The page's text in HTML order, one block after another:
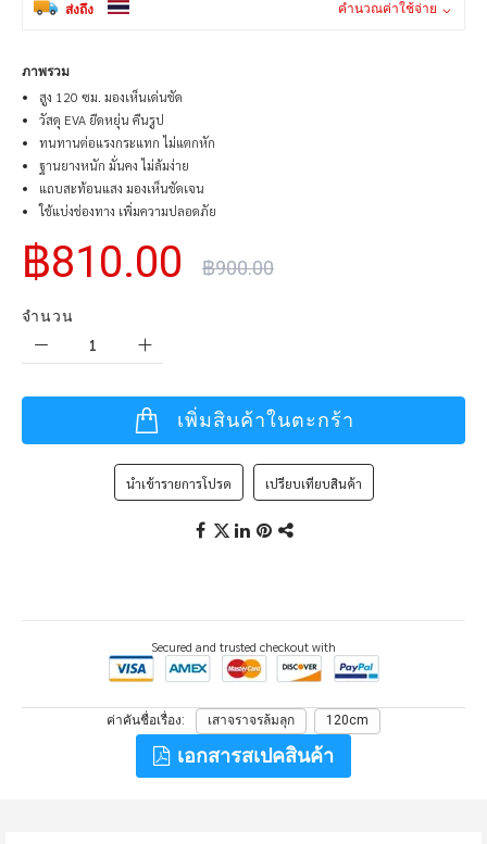
images
ส่งถึง คำนวณค่าใช้จ่าย
ภาพรวม
สูง 120 ซม. มองเห็นเด่นชัด
วัสดุ EVA ยืดหยุ่น คืนรูป
ทนทานต่อแรงกระแทก ไม่แตกหัก
ฐานยางหนัก มั่นคง ไม่ล้มง่าย
แถบสะท้อนแสง มองเห็นชัดเจน
ใช้แบ่งช่องทาง เพิ่มความปลอดภัย
฿810.00 ฿900.00
จำนวน
เพิ่มสินค้าในตะกร้า
นำเข้ารายการโปรด เปรียบเทียบสินค้า
Secured and trusted checkout with
ค่าคันชื่อเรื่อง เสาจราจรล้มลุก 120cm
เอกสารสเปคสินค้า